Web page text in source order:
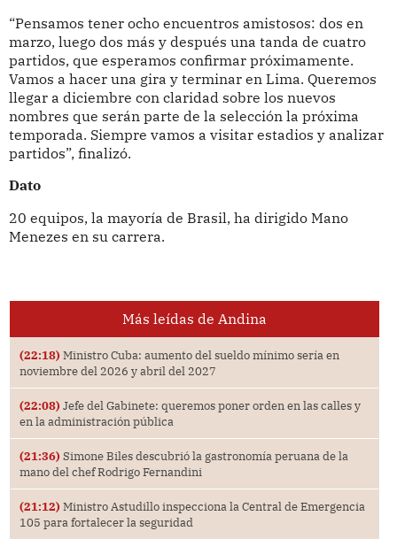
“Pensamos tener ocho encuentros amistosos: dos en
marzo, luego dos más y después una tanda de cuatro
partidos, que esperamos confirmar próximamente.
Vamos a hacer una gira y terminar en Lima. Queremos
llegar a diciembre con claridad sobre los nuevos
nombres que serán parte de la selección la próxima
temporada. Siempre vamos a visitar estadios y analizar
partidos”, finalizó.
Dato
20 equipos, la mayoría de Brasil, ha dirigido Mano
Menezes en su carrera.
Más leídas de Andina
(22:18) Ministro Cuba: aumento del sueldo mínimo sería en
noviembre del 2026 y abril del 2027
(22:08) Jefe del Gabinete: queremos poner orden en las calles y
en la administración pública
(21:36) Simone Biles descubrió la gastronomía peruana de la
mano del chef Rodrigo Fernandini
(21:12) Ministro Astudillo inspecciona la Central de Emergencia
105 para fortalecer la seguridad